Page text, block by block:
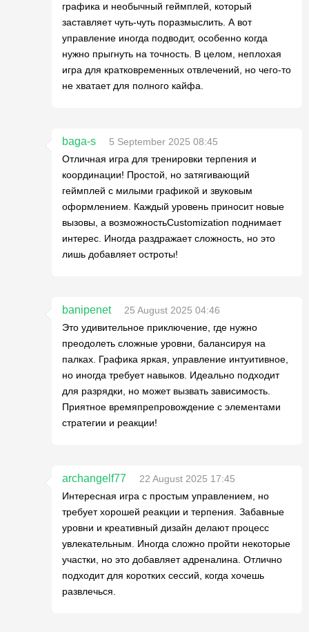
графика и необычный геймплей, который
заставляет чуть-чуть поразмыслить. А вот
управление иногда подводит, особенно когда
нужно прыгнуть на точность. В целом, неплохая
игра для кратковременных отвлечений, но чего-то
не хватает для полного кайфа.
baga-s
5 September 2025 08:45
Отличная игра для тренировки терпения и
координации! Простой, но затягивающий
геймплей с милыми графикой и звуковым
оформлением. Каждый уровень приносит новые
вызовы, а возможностьCustomization поднимает
интерес. Иногда раздражает сложность, но это
лишь добавляет остроты!
banipenet
25 August 2025 04:46
Это удивительное приключение, где нужно
преодолеть сложные уровни, балансируя на
палках. Графика яркая, управление интуитивное,
но иногда требует навыков. Идеально подходит
для разрядки, но может вызвать зависимость.
Приятное времяпрепровождение с элементами
стратегии и реакции!
archangelf77
22 August 2025 17:45
Интересная игра с простым управлением, но
требует хорошей реакции и терпения. Забавные
уровни и креативный дизайн делают процесс
увлекательным. Иногда сложно пройти некоторые
участки, но это добавляет адреналина. Отлично
подходит для коротких сессий, когда хочешь
развлечься.